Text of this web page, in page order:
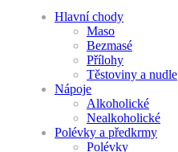
Hlavní chody
Maso
Bezmasé
Přílohy
Těstoviny a nudle
Nápoje
Alkoholické
Nealkoholické
Polévky a předkrmy
Polévky